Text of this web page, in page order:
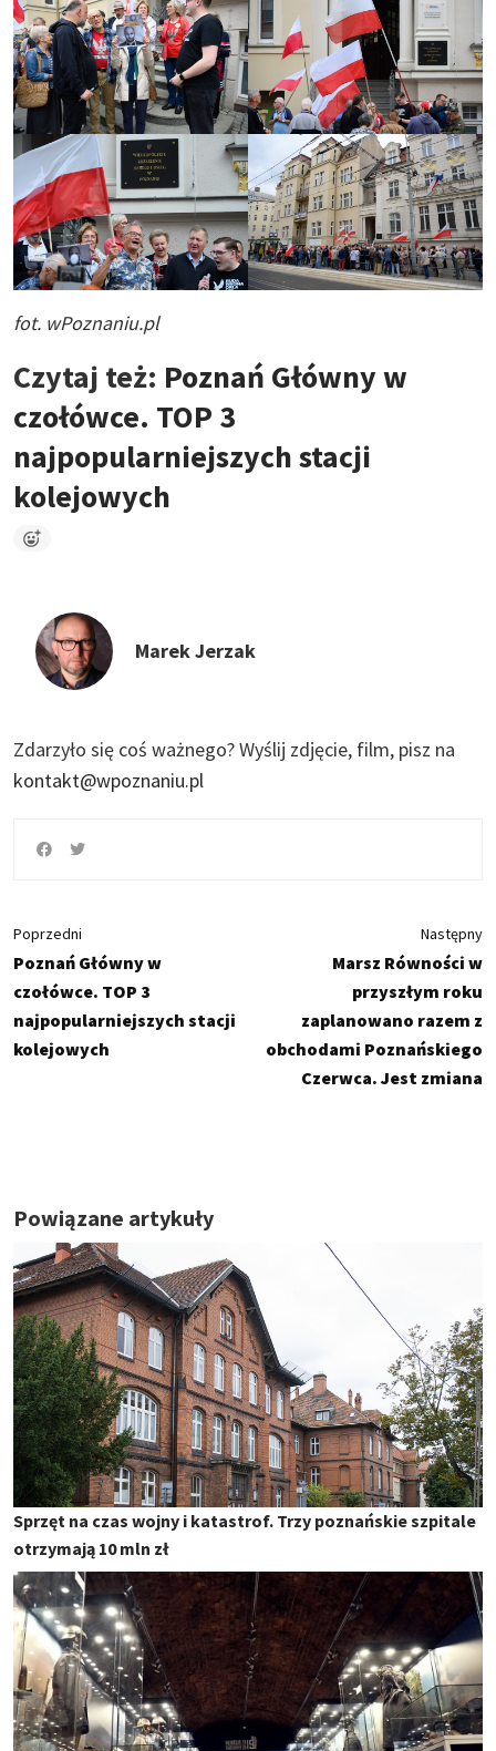
fot. wPoznaniu.pl
Czytaj też: Poznań Główny w
czołówce. TOP 3
najpopularniejszych stacji
kolejowych
Marek Jerzak
Zdarzyło się coś ważnego?Wyślij zdjęcie, film, pisz na
kontakt@wpoznaniu.pl
Poprzedni
Poznań Główny w
czołówce. TOP 3
najpopularniejszych stacji
kolejowych
Następny
Marsz Równości w
przyszłym roku
zaplanowano razem z
obchodami Poznańskiego
Czerwca. Jest zmiana
Powiązane artykuły
Sprzęt na czas wojny i katastrof. Trzy poznańskie szpitale
otrzymają 10 mln zł